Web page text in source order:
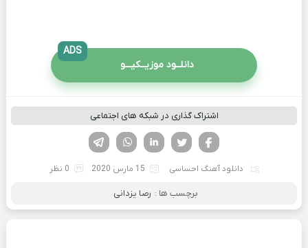
دانلــود موزیــکیـــو
ADS
اشتراک گذاری در شبکه های اجتماعی
لینکدین تویتر
فیسوک
دانلود آهنگ احساسی 15 مارس 2020 0 نظر
برچسب ها : رصا یزدانی